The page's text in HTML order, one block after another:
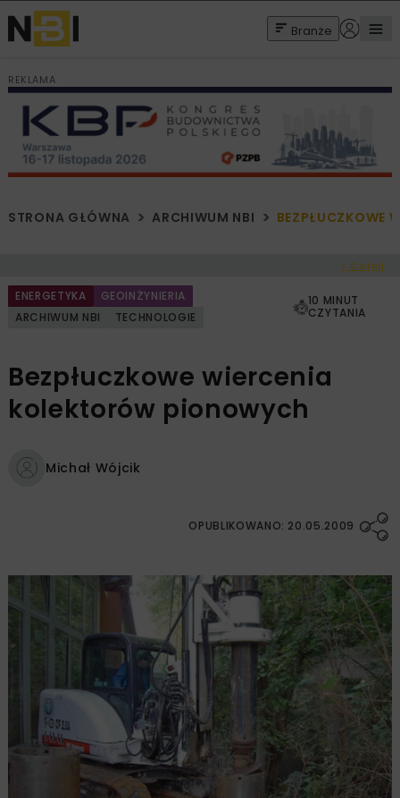
Branże
REKLAMA
STRONA GŁÓWNA ARCHIWUM NBI BEZPŁUCZKOWE
< Cofnij
ENERGETYKA
GEOINŻYNIERIA
ARCHIWUM NBI
TECHNOLOGIE
10 MINUT
CZYTANIA
Bezpłuczkowe wiercenia
kolektorów pionowych
Michał Wójcik
OPUBLIKOWANO: 20.05.2009